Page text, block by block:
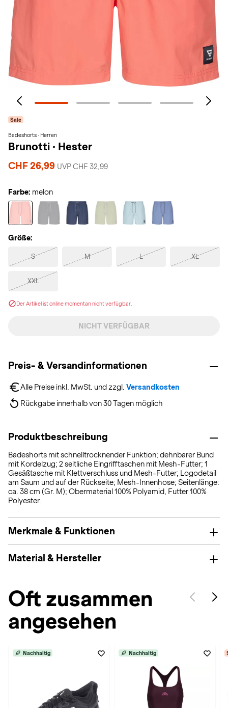
Sale
Badeshorts · Herren
Brunotti · Hester
CHF 26,99 UVP CHF 32,99
Farbe: melon
Größe:
S M L XL
XXL
Der Artikel ist online momentan nicht verfügbar.
NICHT VERFÜGBAR
Preis- & Versandinformationen
Alle Preise inkl. MwSt. und zzgl. Versandkosten
Rückgabe innerhalb von 30 Tagen möglich
Produktbeschreibung
Badeshorts mit schnelltrocknender Funktion; dehnbarer Bund
mit Kordelzug; 2 seitliche Eingrifftaschen mit Mesh-Futter; 1
Gesäßtasche mit Klettverschluss und Mesh-Futter; Logodetail
am Saum und auf der Rückseite; Mesh-Innenhose; Seitenlänge:
ca. 38 cm (Gr. M); Obermaterial 100% Polyamid, Futter 100%
Polyester.
Merkmale & Funktionen
Material & Hersteller
Oft zusammen
angesehen
Nachhaltig Nachhaltig